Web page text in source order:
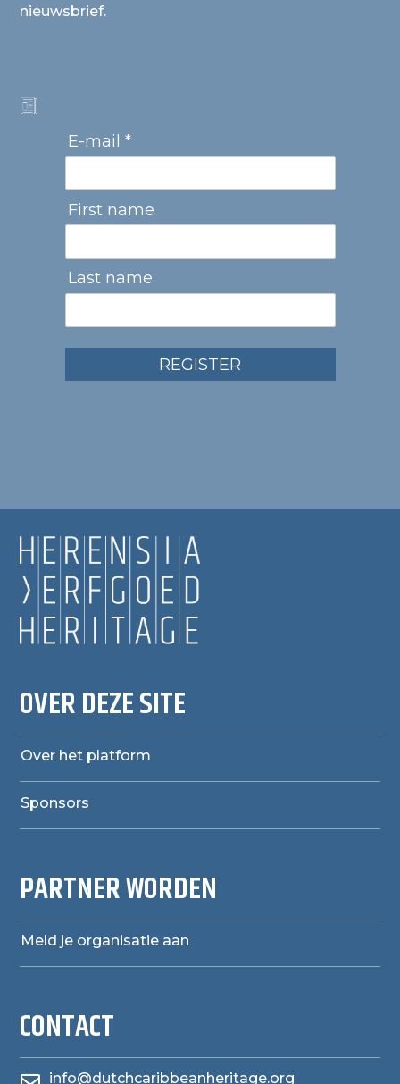
nieuwsbrief.
E-mail *
First name
Last name
REGISTER
OVER DEZE SITE
Over het platform
Sponsors
PARTNER WORDEN
Meld je organisatie aan
CONTACT
info@dutchcaribbeanheritage.org